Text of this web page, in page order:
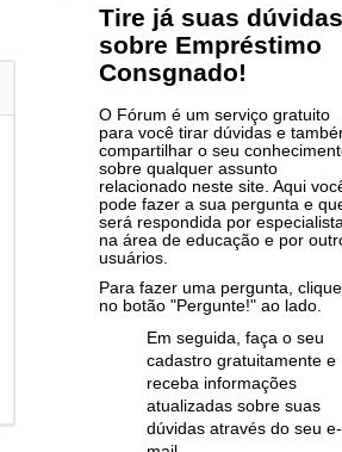
Tire já suas dúvidas
sobre Empréstimo
Consgnado!
O Fórum é um serviço gratuito
para você tirar dúvidas e
compartilhar o seu
sobre qualquer assunto
relacionado neste site. Aqui
pode fazer a sua pergunta e
será respondida por
na área de educação e por
usuários.
Para fazer uma pergunta, clique
no botão "Pergunte!" ao lado.
Em seguida, faça o seu
cadastro gratuitamente e
receba informações
atualizadas sobre suas
dúvidas através do seu e-